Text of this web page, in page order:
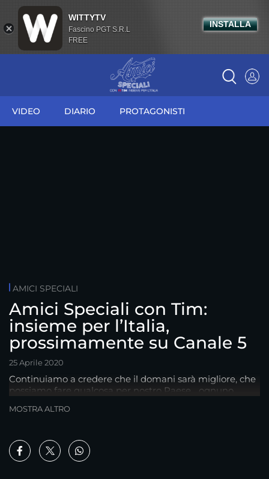
VIDEO DIARIO PROTAGONISTI
AMICI SPECIALI
Amici Speciali con Tim:
insieme per l’Italia,
prossimamente su Canale 5
25 Aprile 2020
Continuiamo a credere che il domani sarà migliore, che
possiamo fare qualcosa per nostro Paese... ognuno
canto.
MOSTRA ALTRO
WITTYTV
Fascino PGT S.R.L
FREE
INSTALLA